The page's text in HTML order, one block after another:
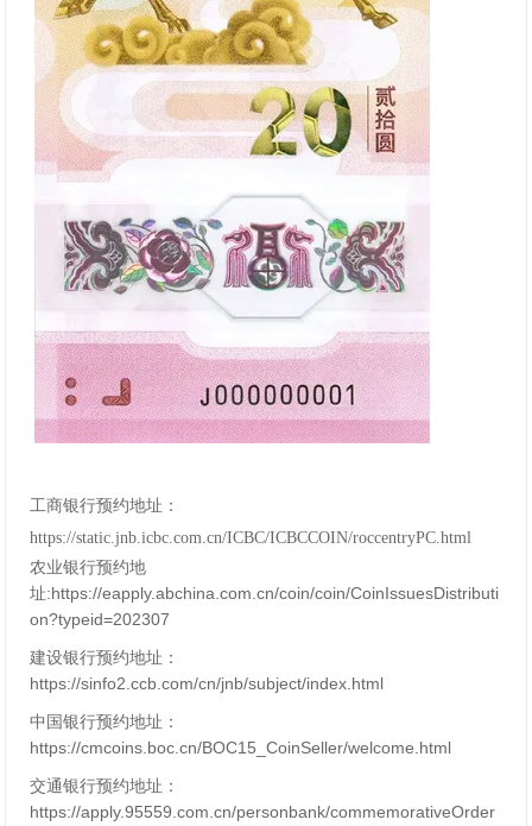
工商银行预约地址：
https://static.jnb.icbc.com.cn/ICBC/ICBCCOIN/roccentryPC.html
农业银行预约地
址:https://eapply.abchina.com.cn/coin/coin/CoinIssuesDistributi
on?typeid=202307
建设银行预约地址：
https://sinfo2.ccb.com/cn/jnb/subject/index.html
中国银行预约地址：
https://cmcoins.boc.cn/BOC15_CoinSeller/welcome.html
交通银行预约地址：
https://apply.95559.com.cn/personbank/commemorativeOrder